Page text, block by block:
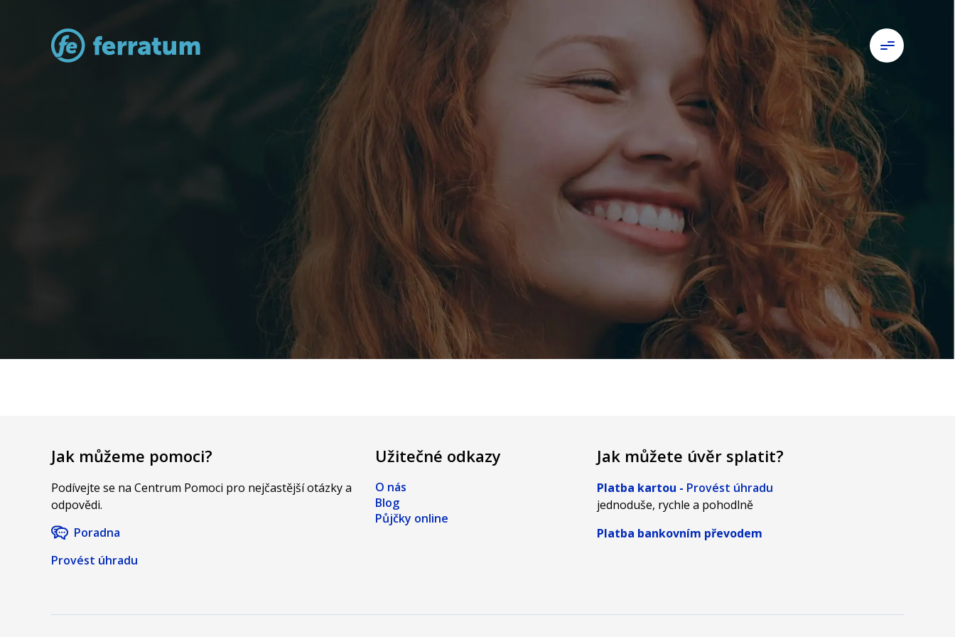
School of Economy.
Plány se mění, ale Váš život nemusí. Naučte se, jak
ovládat své finance a žít život, jaký chcete, na
Jak můžeme pomoci?
Podívejte se na Centrum Pomoci pro nejčastější otázky a
odpovědi.
Poradna
Provést úhradu
Užitečné odkazy
O nás
Blog
Půjčky online
Jak můžete úvěr splatit?
Platba kartou - Provést úhradu
jednoduše, rychle a pohodlně
Platba bankovním převodem